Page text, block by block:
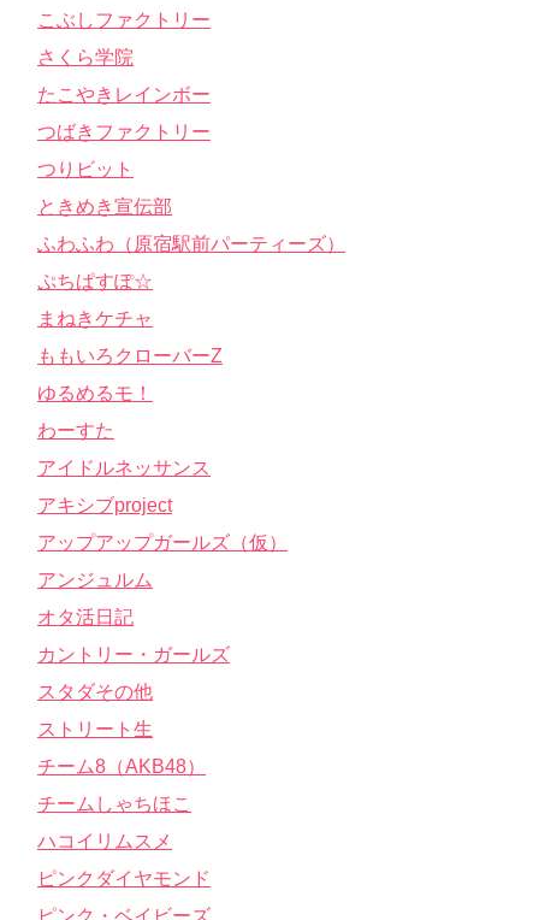
こぶしファクトリー
さくら学院
たこやきレインボー
つばきファクトリー
つりビット
ときめき宣伝部
ふわふわ（原宿駅前パーティーズ）
ぷちぱすぽ☆
まねきケチャ
ももいろクローバーZ
ゆるめるモ！
わーすた
アイドルネッサンス
アキシブproject
アップアップガールズ（仮）
アンジュルム
オタ活日記
カントリー・ガールズ
スタダその他
ストリート生
チーム8（AKB48）
チームしゃちほこ
ハコイリムスメ
ピンクダイヤモンド
ピンク・ベイビーズ